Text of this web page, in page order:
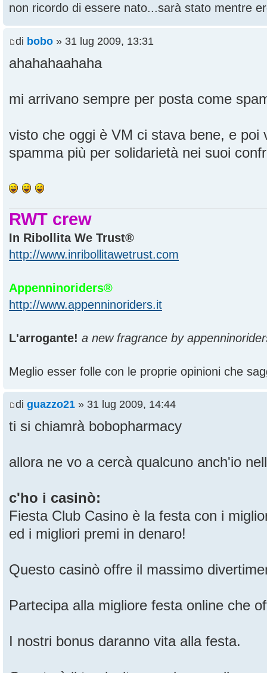
non ricordo di essere nato...sarà stato mentre
di bobo » 31 lug 2009, 13:31
ahahahaahaha
mi arrivano sempre per posta come
visto che oggi è VM ci stava bene, e poi
spamma più per solidarietà nei suoi
RWT crew
In Ribollita We Trust®
http://www.inribollitawetrust.com
Appenninoriders®
http://www.appenninoriders.it
L'arrogante! a new fragrance by
Meglio esser folle con le proprie opinioni che
di guazzo21 » 31 lug 2009, 14:44
ti si chiamrà bobopharmacy
allora ne vo a cercà qualcuno anch'io
c'ho i casinò:
Fiesta Club Casino è la festa con i
ed i migliori premi in denaro!
Questo casinò offre il massimo
Partecipa alla migliore festa online che
I nostri bonus daranno vita alla festa.